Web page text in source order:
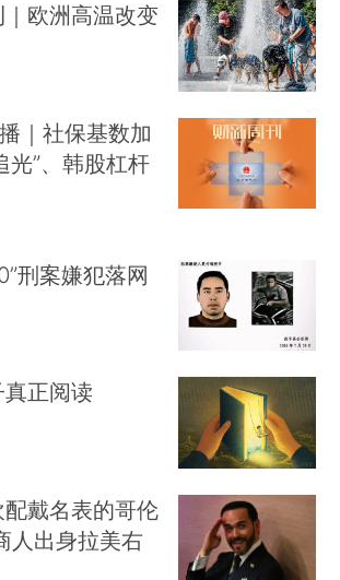
欧洲高温改变
｜社保基数加
光”、韩股杠杆
刑案嫌犯落网
正阅读
配戴名表的哥伦
人出身拉美右